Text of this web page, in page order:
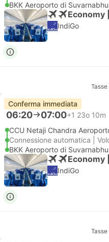
BKK Aeroporto di
Economy
IndiGo
Conferma immediata
06:20 07:00+1 23o 10m
CCU Netaji Chandra
Connessione automatica |
BKK Aeroporto di
Economy
IndiGo